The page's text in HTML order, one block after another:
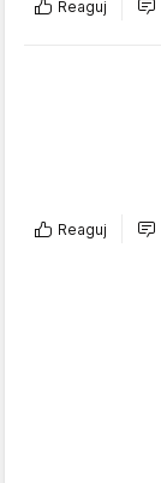
Reaguj
Reaguj